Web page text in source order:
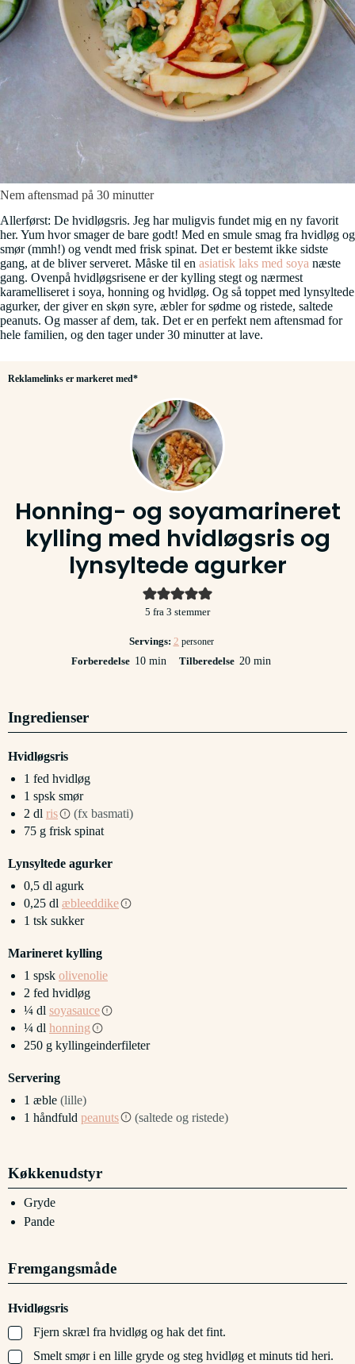
Nem aftensmad på 30 minutter
Allerførst: De hvidløgsris. Jeg har muligvis fundet mig en ny favorit
her. Yum hvor smager de bare godt! Med en smule smag fra hvidløg og
smør (mmh!) og vendt med frisk spinat. Det er bestemt ikke sidste
gang, at de bliver serveret. Måske til en asiatisk laks med soya næste
gang. Ovenpå hvidløgsrisene er der kylling stegt og nærmest
karamelliseret i soya, honning og hvidløg. Og så toppet med lynsyltede
agurker, der giver en skøn syre, æbler for sødme og ristede, saltede
peanuts. Og masser af dem, tak. Det er en perfekt nem aftensmad for
hele familien, og den tager under 30 minutter at lave.
Reklamelinks er markeret med*
Honning- og soyamarineret
kylling med hvidløgsris og
lynsyltede agurker
5 fra 3 stemmer
Servings: 2 personer
Forberedelse 10minutter
min Tilberedelse 20minutter
min
Ingredienser
Hvidløgsris
1 fed hvidløg
1 spsk smør
2 dl ris
(fx basmati)
75 g frisk spinat
Lynsyltede agurker
0,5 dl agurk
0,25 dl æbleeddike
1 tsk sukker
Marineret kylling
1 spsk olivenolie
2 fed hvidløg
¼ dl soyasauce
¼ dl honning
250 g kyllingeinderfileter
Servering
1 æble (lille)
1 håndfuld peanuts (saltede og ristede)
Køkkenudstyr
Gryde
Pande
Fremgangsmåde
Hvidløgsris
▢
Fjern skræl fra hvidløg og hak det fint.
▢
Smelt smør i en lille gryde og steg hvidløg et minuts tid heri.